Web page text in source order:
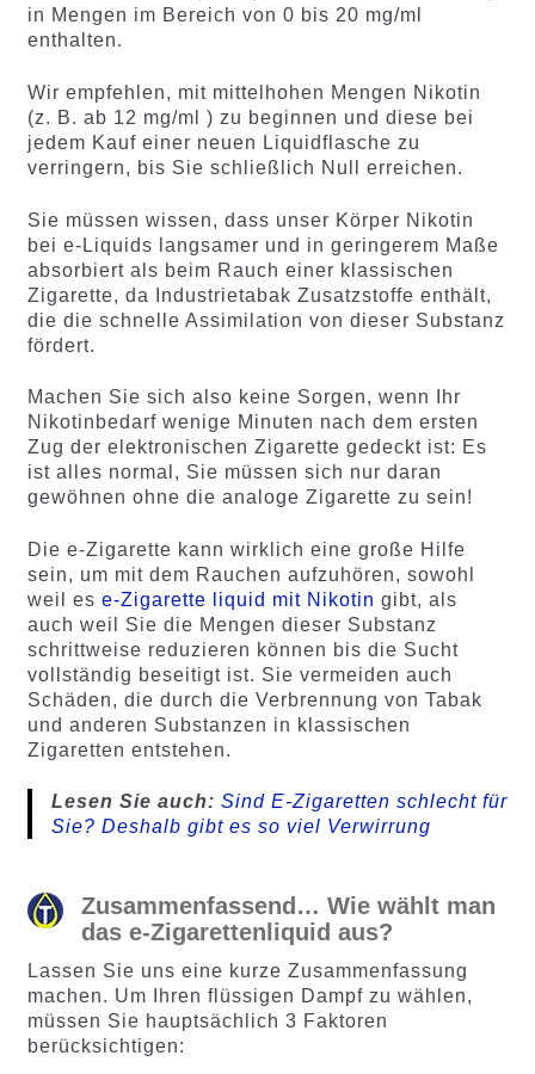
in Mengen im Bereich von 0 bis 20 mg/ml
enthalten.
Wir empfehlen, mit mittelhohen Mengen Nikotin
(z. B. ab 12 mg/ml ) zu beginnen und diese bei
jedem Kauf einer neuen Liquidflasche zu
verringern, bis Sie schließlich Null erreichen.
Sie müssen wissen, dass unser Körper Nikotin
bei e-Liquids langsamer und in geringerem Maße
absorbiert als beim Rauch einer klassischen
Zigarette, da Industrietabak Zusatzstoffe enthält,
die die schnelle Assimilation von dieser Substanz
fördert.
Machen Sie sich also keine Sorgen, wenn Ihr
Nikotinbedarf wenige Minuten nach dem ersten
Zug der elektronischen Zigarette gedeckt ist: Es
ist alles normal, Sie müssen sich nur daran
gewöhnen ohne die analoge Zigarette zu sein!
Die e-Zigarette kann wirklich eine große Hilfe
sein, um mit dem Rauchen aufzuhören, sowohl
weil es e-Zigarette liquid mit Nikotin gibt, als
auch weil Sie die Mengen dieser Substanz
schrittweise reduzieren können bis die Sucht
vollständig beseitigt ist. Sie vermeiden auch
Schäden, die durch die Verbrennung von Tabak
und anderen Substanzen in klassischen
Zigaretten entstehen.
Lesen Sie auch: Sind E-Zigaretten schlecht für
Sie? Deshalb gibt es so viel Verwirrung
Zusammenfassend… Wie wählt man
das e-Zigarettenliquid aus?
Lassen Sie uns eine kurze Zusammenfassung
machen. Um Ihren flüssigen Dampf zu wählen,
müssen Sie hauptsächlich 3 Faktoren
berücksichtigen: